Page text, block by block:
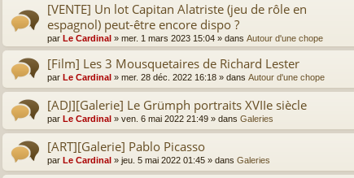
[VENTE] Un lot Capitan Alatriste (jeu de rôle en
espagnol) peut-être encore dispo ?
par Le Cardinal » mer. 1 mars 2023 15:04 » dans Autour d'une chope
[Film] Les 3 Mousquetaires de Richard Lester
par Le Cardinal » mer. 28 déc. 2022 16:18 » dans Autour d'une chope
[ADJ][Galerie] Le Grümph portraits XVIIe siècle
par Le Cardinal » ven. 6 mai 2022 21:49 » dans Galeries
[ART][Galerie] Pablo Picasso
par Le Cardinal » jeu. 5 mai 2022 01:45 » dans Galeries